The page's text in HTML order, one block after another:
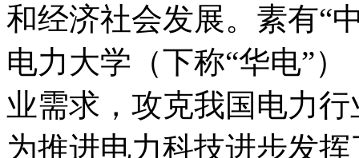
和经济社会发展。素有“
电力大学（下称“华电”
业需求，攻克我国电力
为推进电力科技进步发